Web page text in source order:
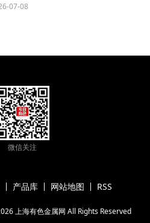
07-08
微信关注
产品库 网站地图 RSS
上海有色金属网 All Rights Reserved